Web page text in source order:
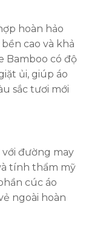
hoàn hảo
cao và khả
Bamboo có độ
ủi, giúp áo
sắc tươi mới
với đường may
tính thẩm mỹ
cúc áo
ngoài hoàn